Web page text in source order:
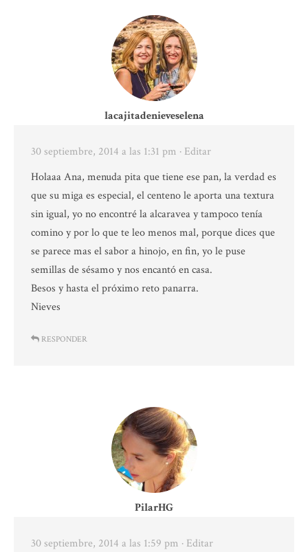
lacajitadenieveselena
30 septiembre, 2014 a las 1:31 pm · Editar
Holaaa Ana, menuda pita que tiene ese pan, la verdad es
que su miga es especial, el centeno le aporta una textura
sin igual, yo no encontré la alcaravea y tampoco tenía
comino y por lo que te leo menos mal, porque dices que
se parece mas el sabor a hinojo, en fin, yo le puse
semillas de sésamo y nos encantó en casa.
Besos y hasta el próximo reto panarra.
Nieves
RESPONDER
PilarHG
30 septiembre, 2014 a las 1:59 pm · Editar